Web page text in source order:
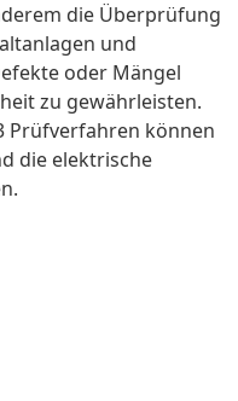
die Überprüfung
und
oder Mängel
zu gewährleisten.
Prüfverfahren können
die elektrische